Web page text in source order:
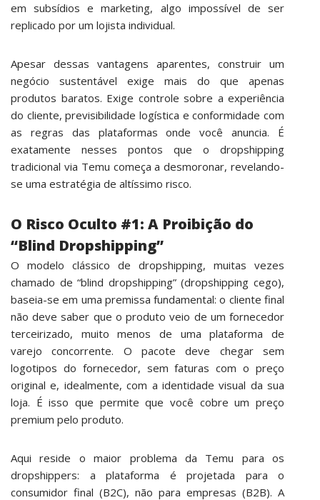
em subsídios e marketing, algo impossível de ser
replicado por um lojista individual.
Apesar dessas vantagens aparentes, construir um
negócio sustentável exige mais do que apenas
produtos baratos. Exige controle sobre a experiência
do cliente, previsibilidade logística e conformidade com
as regras das plataformas onde você anuncia. É
exatamente nesses pontos que o dropshipping
tradicional via Temu começa a desmoronar, revelando-
se uma estratégia de altíssimo risco.
O Risco Oculto #1: A Proibição do
“Blind Dropshipping”
O modelo clássico de dropshipping, muitas vezes
chamado de “blind dropshipping” (dropshipping cego),
baseia-se em uma premissa fundamental: o cliente final
não deve saber que o produto veio de um fornecedor
terceirizado, muito menos de uma plataforma de
varejo concorrente. O pacote deve chegar sem
logotipos do fornecedor, sem faturas com o preço
original e, idealmente, com a identidade visual da sua
loja. É isso que permite que você cobre um preço
premium pelo produto.
Aqui reside o maior problema da Temu para os
dropshippers: a plataforma é projetada para o
consumidor final (B2C), não para empresas (B2B). A